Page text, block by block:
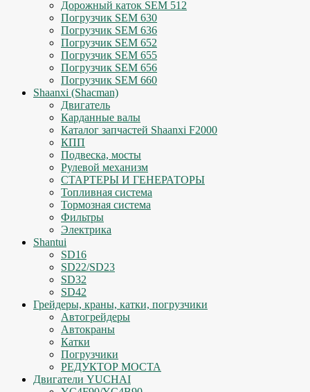
Дорожный каток SEM 512
Погрузчик SEM 630
Погрузчик SEM 636
Погрузчик SEM 652
Погрузчик SEM 655
Погрузчик SEM 656
Погрузчик SEM 660
Shaanxi (Shacman)
Двигатель
Карданные валы
Каталог запчастей Shaanxi F2000
КПП
Подвеска, мосты
Рулевой механизм
СТАРТЕРЫ И ГЕНЕРАТОРЫ
Топливная система
Тормозная система
Фильтры
Электрика
Shantui
SD16
SD22/SD23
SD32
SD42
Грейдеры, краны, катки, погрузчики
Автогрейдеры
Автокраны
Катки
Погрузчики
РЕДУКТОР МОСТА
Двигатели YUCHAI